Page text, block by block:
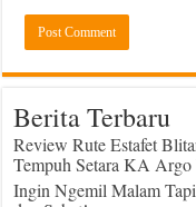
Berita Terbaru
Review Rute Estafet
Tempuh Setara KA
Ingin Ngemil Malam